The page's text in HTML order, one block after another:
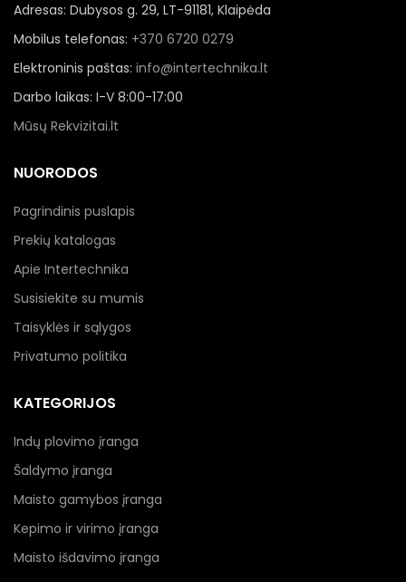
Adresas: Dubysos g. 29, LT-91181, Klaipėda
Mobilus telefonas: +370 6720 0279
Elektroninis paštas: info@intertechnika.lt
Darbo laikas: I-V 8:00-17:00
Mūsų Rekvizitai.lt
NUORODOS
Pagrindinis puslapis
Prekių katalogas
Apie Intertechnika
Susisiekite su mumis
Taisyklės ir sąlygos
Privatumo politika
KATEGORIJOS
Indų plovimo įranga
Šaldymo įranga
Maisto gamybos įranga
Kepimo ir virimo įranga
Maisto išdavimo įranga